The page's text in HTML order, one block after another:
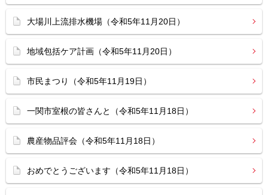
大場川上流排水機場（令和5年11月20日）
地域包括ケア計画（令和5年11月20日）
市民まつり（令和5年11月19日）
一関市室根の皆さんと（令和5年11月18日）
農産物品評会（令和5年11月18日）
おめでとうございます（令和5年11月18日）